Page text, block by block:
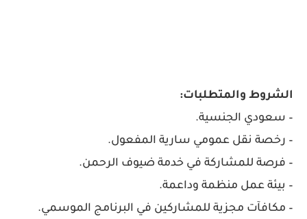
الشروط والمتطلبات:
– سعودي الجنسية.
– رخصة نقل عمومي سارية المفعول.
– فرصة للمشاركة في خدمة ضيوف الرحمن.
– بيئة عمل منظمة وداعمة.
– مكافآت مجزية للمشاركين في البرنامج الموسمي.